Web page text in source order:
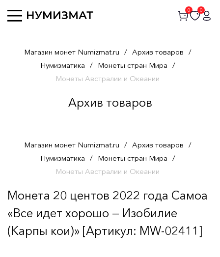
0 0
Магазин монет Numizmat.ru / Архив товаров /
Нумизматика / Монеты стран Мира /
Монеты Австралии и Океании
Архив товаров
Магазин монет Numizmat.ru / Архив товаров /
Нумизматика / Монеты стран Мира /
Монеты Австралии и Океании
Монета 20 центов 2022 года Самоа
«Все идет хорошо — Изобилие
(Карпы кои)» [Артикул: MW-02411]